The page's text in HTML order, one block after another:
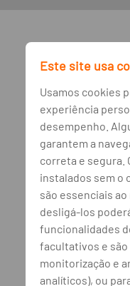
Este site usa
Usamos cookies
experiência
desempenho.
garantem a
correta e segura.
instalados sem o
são essenciais
desligá-los
funcionalidades
facultativos e
monitorização e
analíticos), ou